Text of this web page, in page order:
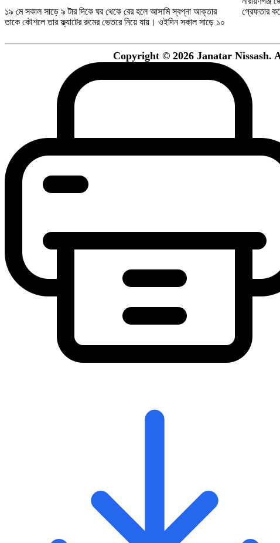
১৯ মে সকাল সাড়ে ৯ টার দিকে ঘর থেকে বের হলে আসামি স্বপ্না আক্তার
তাকে কৌশলে তার ফ্ল্যাটের রুমের ভেতরে নিয়ে যায়। ওইদিন সকাল সাড়ে ১০
গ্রেফতার
Copyright © 2026 Janatar Nissash.